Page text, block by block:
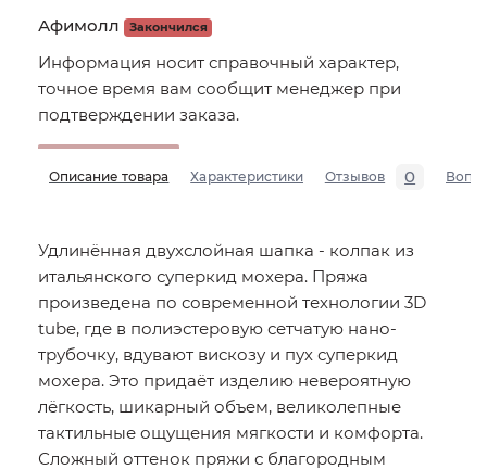
Афимолл Закончился
Информация носит справочный характер,
точное время вам сообщит менеджер при
подтверждении заказа.
Описание товара Характеристики Отзывов 0
Удлинённая двухслойная шапка - колпак из
итальянского суперкид мохера. Пряжа
произведена по современной технологии 3D
tube, где в полиэстеровую сетчатую нано-
трубочку, вдувают вискозу и пух суперкид
мохера. Это придаёт изделию невероятную
лёгкость, шикарный объем, великолепные
тактильные ощущения мягкости и комфорта.
Сложный оттенок пряжи с благородным